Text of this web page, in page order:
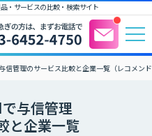
・サービスの比較・検索サイト
信管理のサービス比較と企業一覧（レコメン
与信管理
と企業一覧